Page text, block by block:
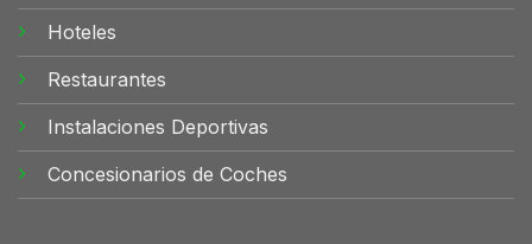
Hoteles
Restaurantes
Instalaciones Deportivas
Concesionarios de Coches